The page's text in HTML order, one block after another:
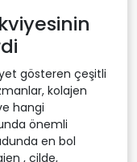
gösteren çeşitli
kolajen
hangi
önemli
en bol
, cilde,